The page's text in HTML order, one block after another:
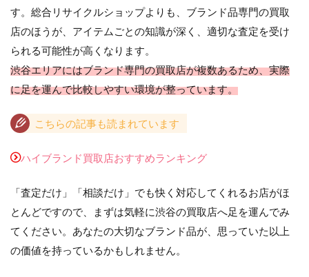
す。総合リサイクルショップよりも、ブランド品専門の買取
店のほうが、アイテムごとの知識が深く、適切な査定を受け
られる可能性が高くなります。
渋谷エリアにはブランド専門の買取店が複数あるため、実際
に足を運んで比較しやすい環境が整っています。
こちらの記事も読まれています
ハイブランド買取店おすすめランキング
「査定だけ」「相談だけ」でも快く対応してくれるお店がほ
とんどですので、まずは気軽に渋谷の買取店へ足を運んでみ
てください。あなたの大切なブランド品が、思っていた以上
の価値を持っているかもしれません。